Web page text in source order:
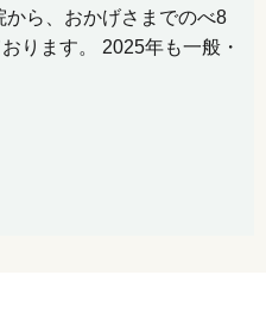
ら、おかげさまでのべ8
ります。 2025年も一般・